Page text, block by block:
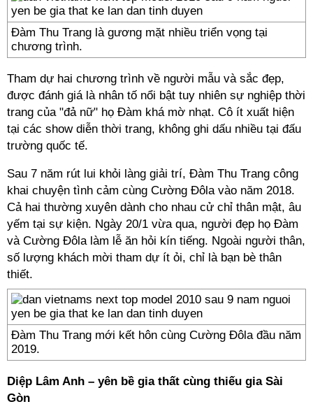
Đàm Thu Trang là gương mặt nhiều triển vọng tại
chương trình.
Tham dự hai chương trình về người mẫu và sắc đẹp,
được đánh giá là nhân tố nổi bật tuy nhiên sự nghiệp thời
trang của "đả nữ" họ Đàm khá mờ nhạt. Cô ít xuất hiện
tại các show diễn thời trang, không ghi dấu nhiều tại đấu
trường quốc tế.
Sau 7 năm rút lui khỏi làng giải trí, Đàm Thu Trang công
khai chuyện tình cảm cùng Cường Đôla vào năm 2018.
Cả hai thường xuyên dành cho nhau cử chỉ thân mật, âu
yếm tại sự kiện. Ngày 20/1 vừa qua, người đẹp họ Đàm
và Cường Đôla làm lễ ăn hỏi kín tiếng. Ngoài người thân,
số lượng khách mời tham dự ít ỏi, chỉ là bạn bè thân
thiết.
Đàm Thu Trang mới kết hôn cùng Cường Đôla đầu năm
2019.
Diệp Lâm Anh – yên bề gia thất cùng thiếu gia Sài
Gòn